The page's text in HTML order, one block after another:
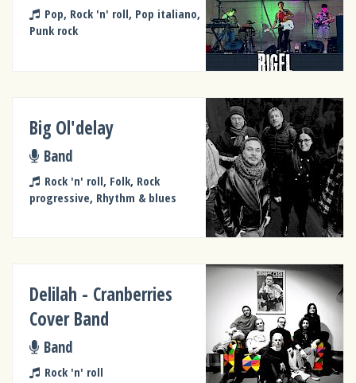
Pop, Rock 'n' roll, Pop italiano,
Punk rock
Big Ol'delay
Band
Rock 'n' roll, Folk, Rock
progressive, Rhythm & blues
Delilah - Cranberries
Cover Band
Band
Rock 'n' roll